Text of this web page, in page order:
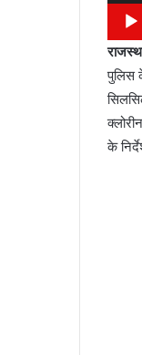
पुलिस
के